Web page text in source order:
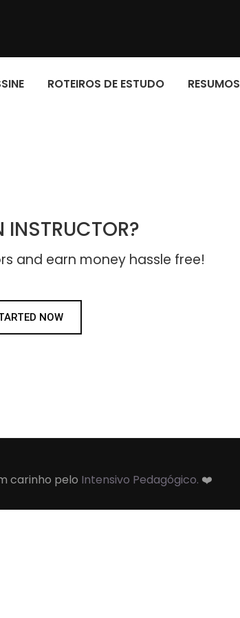
ROTEIROS DE ESTUDO RESUMOS
INSTRUCTOR?
and earn money hassle free!
NOW
carinho pelo Intensivo Pedagógico. ❤️